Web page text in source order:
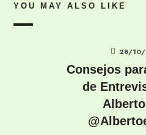
YOU MAY ALSO LIKE
28/10/
Consejos
de